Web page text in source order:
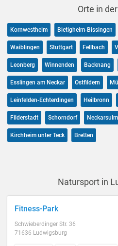
Orte in
Kornwestheim Bietigheim-Bissingen
Waiblingen Stuttgart Fellbach
Leonberg Winnenden Backnang
Esslingen am Neckar Ostfildern
Leinfelden-Echterdingen Heilbronn
Filderstadt Schorndorf Neckarsulm
Kirchheim unter Teck Bretten
Natursport in
Fitness-Park
Schwieberdinger Str. 36
71636 Ludwigsburg